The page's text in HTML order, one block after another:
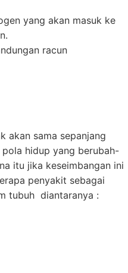
yang akan masuk ke
racun
akan sama sepanjang
hidup yang berubah-
itu jika keseimbangan ini
penyakit sebagai
tubuh diantaranya :